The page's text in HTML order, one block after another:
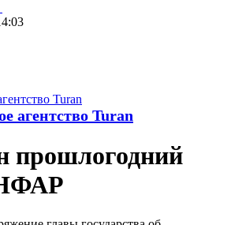
агентство Turan
прошлогодний